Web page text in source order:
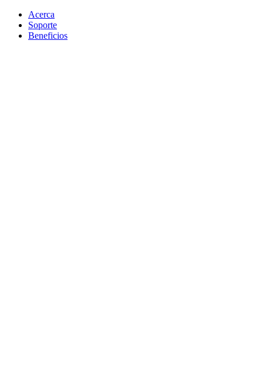
Acerca
Soporte
Beneficios